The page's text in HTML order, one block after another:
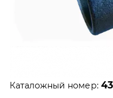
Каталожный номер: